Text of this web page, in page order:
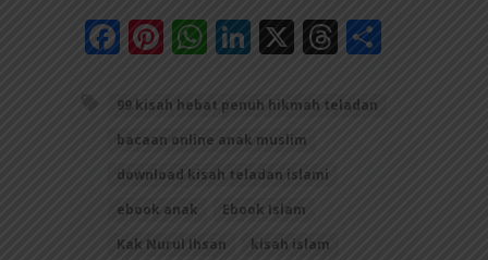
Facebook
Pinterest
WhatsApp
LinkedIn
X Threads
99 kisah hebat penuh hikmah teladan
bacaan online anak muslim
download kisah teladan islami
ebook anak
Ebook Islam
Kak Nurul Ihsan
kisah islam